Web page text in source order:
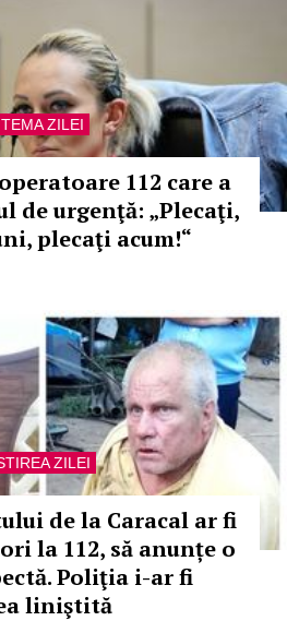
TEMA ZILEI
112 care a
de urgenţă: „Plecaţi,
plecaţi acum!“
ZILEI
de la Caracal ar fi
la 112, să anunțe o
Poliţia i-ar fi
liniştită